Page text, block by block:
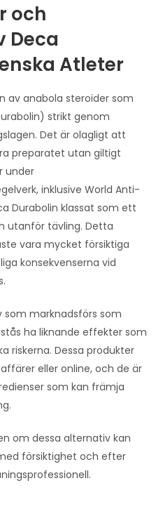
och
Deca
Atleter
av anabola steroider som
strikt genom
Det är olagligt att
preparatet utan giltigt
under
inklusive World Anti-
Durabolin klassat som ett
utanför tävling. Detta
vara mycket försiktiga
konsekvenserna vid
marknadsförs som
ha liknande effekter som
riskerna. Dessa produkter
eller online, och de är
som kan främja
om dessa alternativ kan
försiktighet och efter